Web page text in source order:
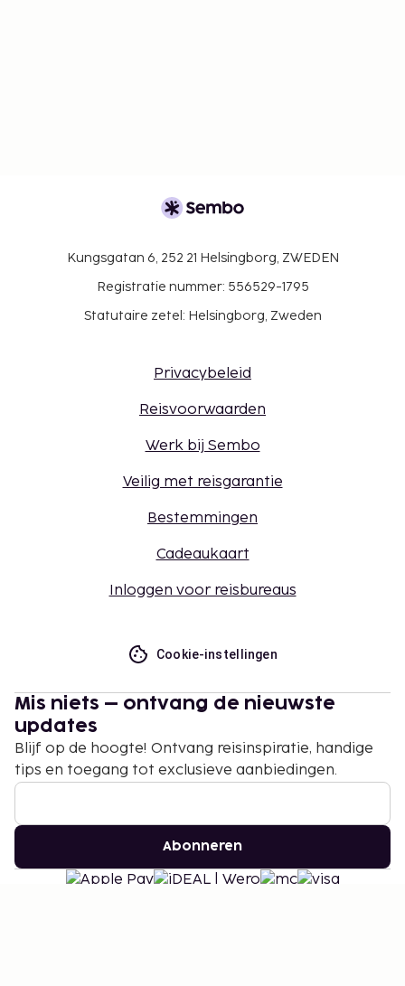
Kungsgatan 6, 252 21 Helsingborg, ZWEDEN
Registratie nummer: 556529-1795
Statutaire zetel: Helsingborg, Zweden
Privacybeleid
Reisvoorwaarden
Werk bij Sembo
Veilig met reisgarantie
Bestemmingen
Cadeaukaart
Inloggen voor reisbureaus
Cookie-instellingen
Mis niets – ontvang de nieuwste
updates
Blijf op de hoogte! Ontvang reisinspiratie, handige
tips en toegang tot exclusieve aanbiedingen.
Abonneren